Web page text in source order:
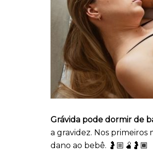
Grávida pode dormir de
a gravidez. Nos primeiros
dano ao bebê. 🤰🏼🫄🤰🏾